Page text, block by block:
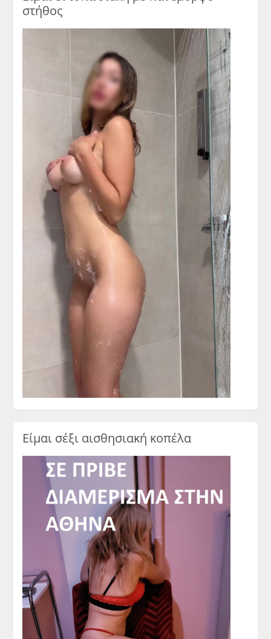
στήθος
Είμαι σέξι αισθησιακή κοπέλα